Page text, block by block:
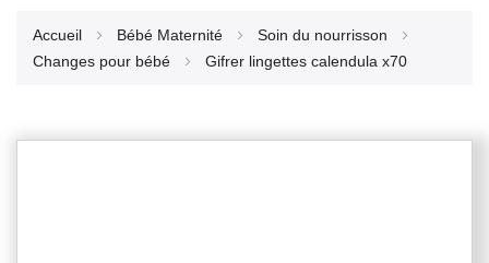
Accueil Bébé Maternité
Soin du nourrisson
Changes pour bébé
Gifrer lingettes calendula x70